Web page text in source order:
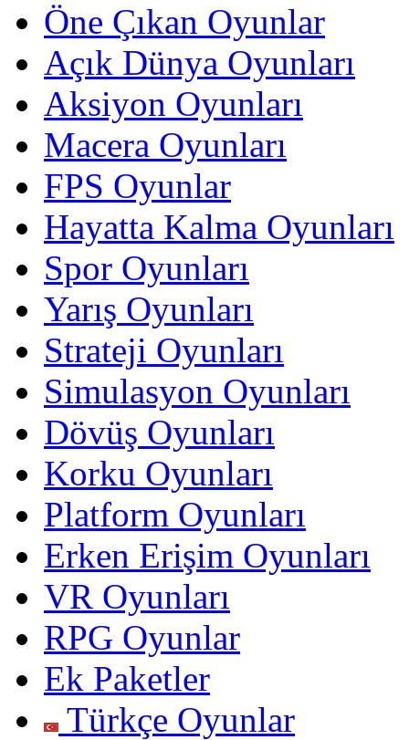
Öne Çıkan Oyunlar
Açık Dünya Oyunları
Aksiyon Oyunları
Macera Oyunları
FPS Oyunlar
Hayatta Kalma Oyunları
Spor Oyunları
Yarış Oyunları
Strateji Oyunları
Simulasyon Oyunları
Dövüş Oyunları
Korku Oyunları
Platform Oyunları
Erken Erişim Oyunları
VR Oyunları
RPG Oyunlar
Ek Paketler
Türkçe Oyunlar